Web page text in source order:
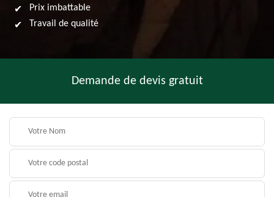
Prix imbattable
Travail de qualité
Demande de devis gratuit